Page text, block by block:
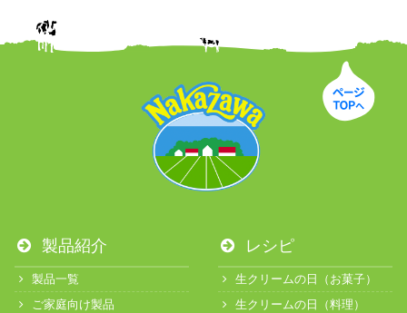
製品紹介
製品一覧
ご家庭向け製品
レシピ
生クリームの日（お菓子）
生クリームの日（料理）